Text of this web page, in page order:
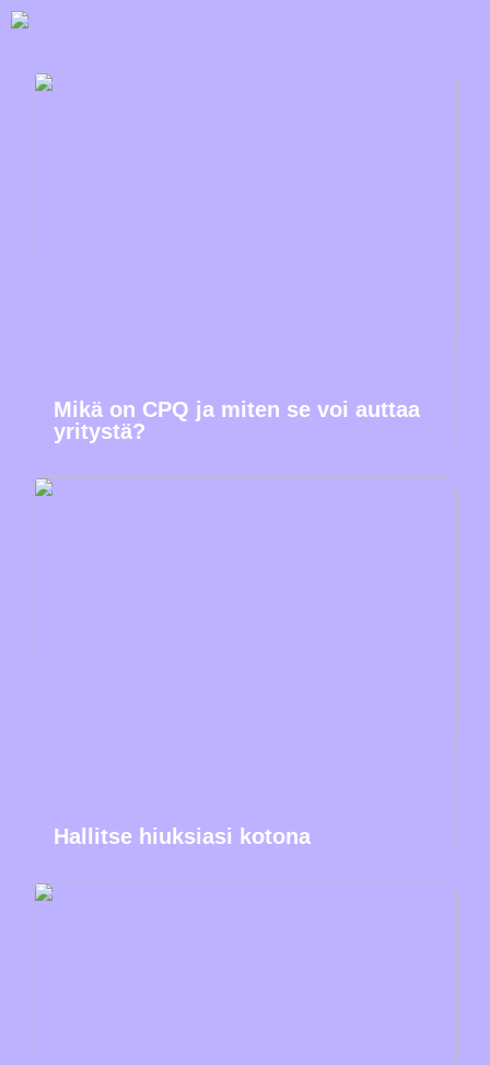
Mikä on CPQ ja miten se voi auttaa
yritystä?
Hallitse hiuksiasi kotona